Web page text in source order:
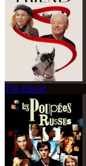
The Friend